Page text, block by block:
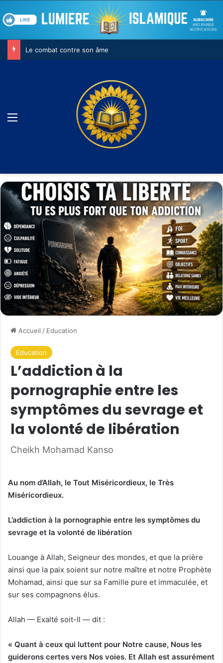
Le combat contre son âme
Accueil / Education
Education
L’addiction à la
pornographie entre les
symptômes du sevrage et
la volonté de libération
Cheikh Mohamad Kanso
Au nom d’Allah, le Tout Miséricordieux, le Très
Miséricordieux.
L’addiction à la pornographie entre les symptômes du
sevrage et la volonté de libération
Louange à Allah, Seigneur des mondes, et que la prière
ainsi que la paix soient sur notre maître et notre Prophète
Mohamad, ainsi que sur sa Famille pure et immaculée, et
sur ses compagnons élus.
Allah — Exalté soit-Il — dit :
« Quant à ceux qui luttent pour Notre cause, Nous les
guiderons certes vers Nos voies. Et Allah est assurément